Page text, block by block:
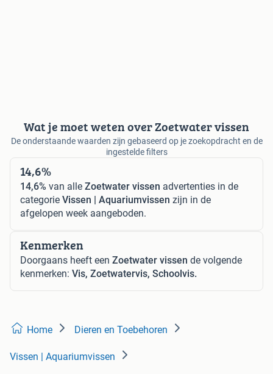
Wat je moet weten over Zoetwater vissen
De onderstaande waarden zijn gebaseerd op je zoekopdracht en de
ingestelde filters
14,6%
14,6% van alle Zoetwater vissen advertenties in de
categorie Vissen | Aquariumvissen zijn in de
afgelopen week aangeboden.
Kenmerken
Doorgaans heeft een Zoetwater vissen de volgende
kenmerken: Vis, Zoetwatervis, Schoolvis.
Home Dieren en Toebehoren
Vissen | Aquariumvissen